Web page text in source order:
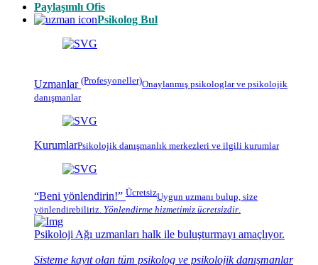
Paylaşımlı Ofis
Psikolog Bul
Uzmanlar (Profesyoneller)Onaylanmış psikologlarve psikolojik
danışmanlar
KurumlarPsikolojik danışmanlık merkezleri ve ilgili kurumlar
“Beni yönlendirin!” ÜcretsizUygun uzmanı bulup, size
yönlendirebiliriz. Yönlendirme hizmetimiz ücretsizdir.
Psikoloji Ağı uzmanları halk ile buluşturmayı amaçlıyor.
Sisteme kayıt olan tüm psikolog ve psikolojik danışmanlar